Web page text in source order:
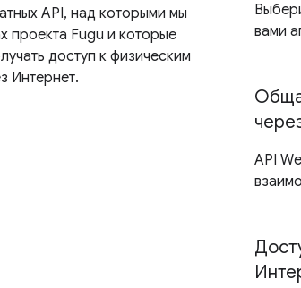
API, над которыми мы
проекта Fugu и которые
доступ к физическим
Интернет.
вами
API